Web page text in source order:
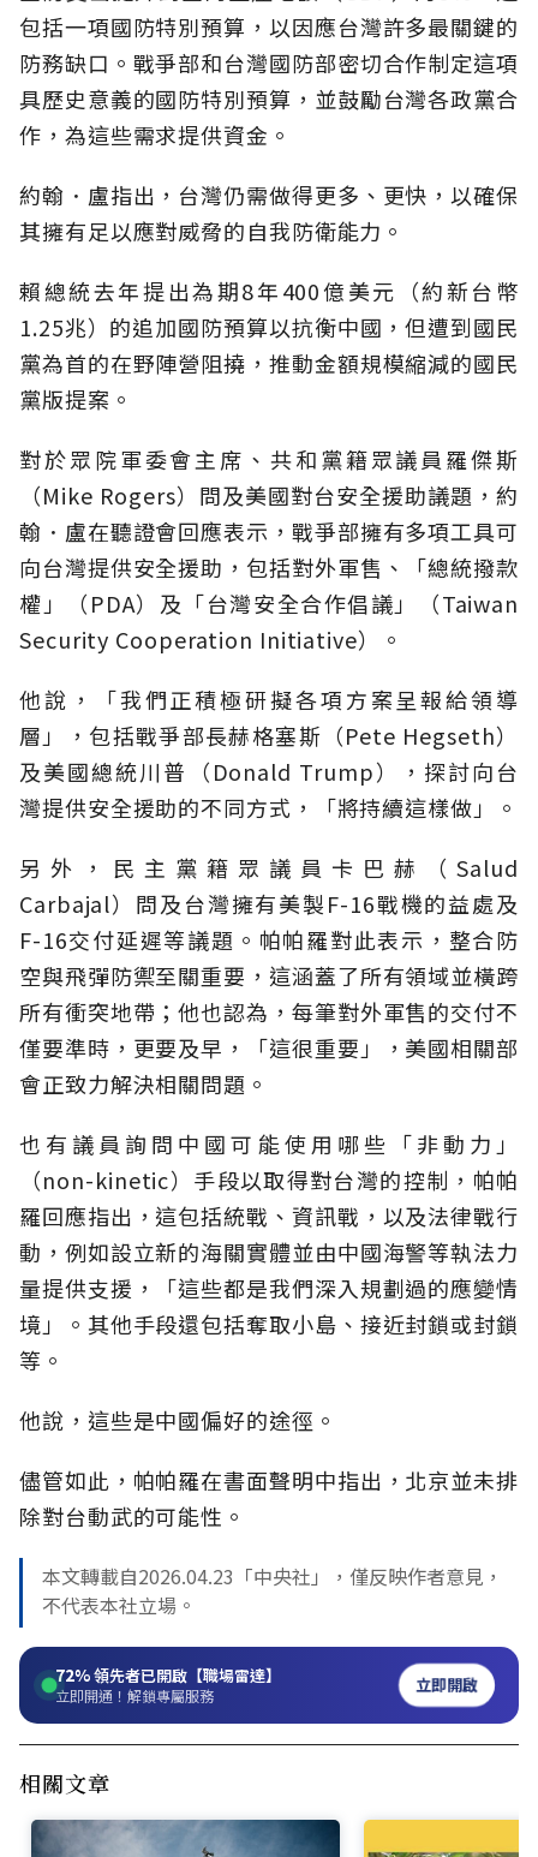
包括一項國防特別預算，以因應台灣許多最關鍵的
防務缺口。戰爭部和台灣國防部密切合作制定這項
具歷史意義的國防特別預算，並鼓勵台灣各政黨合
作，為這些需求提供資金。
約翰．盧指出，台灣仍需做得更多、更快，以確保
其擁有足以應對威脅的自我防衛能力。
賴總統去年提出為期8年400億美元（約新台幣
1.25兆）的追加國防預算以抗衡中國，但遭到國民
黨為首的在野陣營阻撓，推動金額規模縮減的國民
黨版提案。
對於眾院軍委會主席、共和黨籍眾議員羅傑斯
（Mike Rogers）問及美國對台安全援助議題，約
翰．盧在聽證會回應表示，戰爭部擁有多項工具可
向台灣提供安全援助，包括對外軍售、「總統撥款
權」（PDA）及「台灣安全合作倡議」（Taiwan
Security Cooperation Initiative）。
他說，「我們正積極研擬各項方案呈報給領導
層」，包括戰爭部長赫格塞斯（Pete Hegseth）
及美國總統川普（Donald Trump），探討向台
灣提供安全援助的不同方式，「將持續這樣做」。
另外，民主黨籍眾議員卡巴赫（Salud
Carbajal）問及台灣擁有美製F-16戰機的益處及
F-16交付延遲等議題。帕帕羅對此表示，整合防
空與飛彈防禦至關重要，這涵蓋了所有領域並橫跨
所有衝突地帶；他也認為，每筆對外軍售的交付不
僅要準時，更要及早，「這很重要」，美國相關部
會正致力解決相關問題。
也有議員詢問中國可能使用哪些「非動力」
（non-kinetic）手段以取得對台灣的控制，帕帕
羅回應指出，這包括統戰、資訊戰，以及法律戰行
動，例如設立新的海關實體並由中國海警等執法力
量提供支援，「這些都是我們深入規劃過的應變情
境」。其他手段還包括奪取小島、接近封鎖或封鎖
等。
他說，這些是中國偏好的途徑。
儘管如此，帕帕羅在書面聲明中指出，北京並未排
除對台動武的可能性。
本文轉載自2026.04.23「中央社」，僅反映作者意見，
不代表本社立場。
72%領先者已開啟【職場雷達】
立即開通！解鎖專屬服務 立即開啟
相關文章